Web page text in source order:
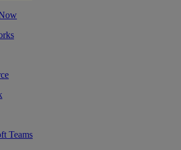
Teams